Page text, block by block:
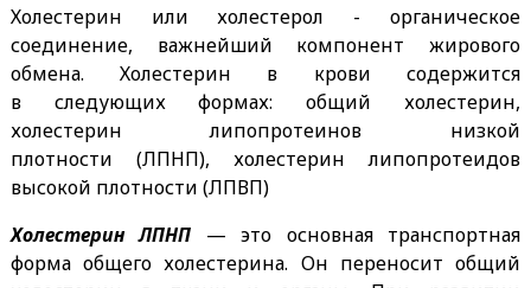
Холестерин или холестерол - органическое
соединение, важнейший компонент жирового
обмена. Холестерин в крови содержится
в следующих формах: общий холестерин,
холестерин липопротеинов низкой
плотности
(ЛПНП), холестерин липопротеидов
высокой плотности (ЛПВП)
Холестерин ЛПНП — это основная транспортная
форма общего холестерина. Он переносит общий